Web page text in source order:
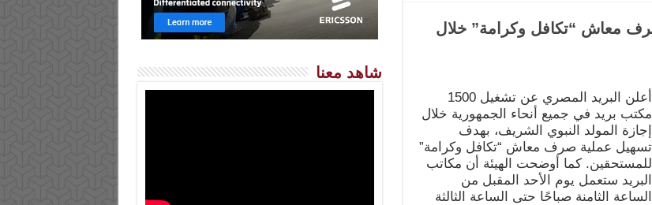
لتسهيل صرف معاش “تكافل وكرامة” خلال
أعلن البريد المصري عن تشغيل 1500
مكتب بريد في جميع أنحاء الجمهورية خلال
إجازة المولد النبوي الشريف، بهدف
تسهيل عملية صرف معاش “تكافل وكرامة”
للمستحقين. كما أوضحت الهيئة أن مكاتب
البريد ستعمل يوم الأحد المقبل من
الساعة الثامنة صباحًا حتى الساعة الثالثة
شاهد معنا